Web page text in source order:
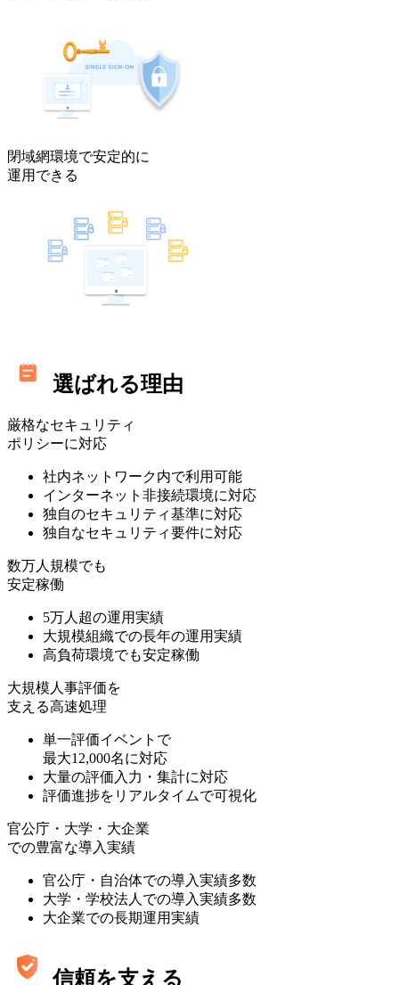
閉域網環境で安定的に
運用できる
選ばれる理由
厳格なセキュリティ
ポリシーに対応
社内ネットワーク内で利用可能
インターネット非接続環境に対応
独自のセキュリティ基準に対応
独自なセキュリティ要件に対応
数万人規模でも
安定稼働
5万人超の運用実績
大規模組織での長年の運用実績
高負荷環境でも安定稼働
大規模人事評価を
支える高速処理
単一評価イベントで
最大12,000名に対応
大量の評価入力・集計に対応
評価進捗をリアルタイムで可視化
官公庁・大学・大企業
での豊富な導入実績
官公庁・自治体での導入実績多数
大学・学校法人での導入実績多数
大企業での長期運用実績
信頼を支える